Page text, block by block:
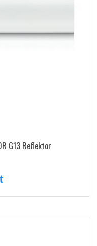
G13 Reflektor